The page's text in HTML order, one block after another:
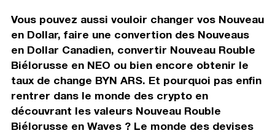
Vous pouvez aussi vouloir changer vos Nouveau
en Dollar, faire une convertion des Nouveaus
en Dollar Canadien, convertir Nouveau Rouble
Biélorusse en NEO ou bien encore obtenir le
taux de change BYN ARS. Et pourquoi pas enfin
rentrer dans le monde des crypto en
découvrant les valeurs Nouveau Rouble
Biélorusse en Waves ? Le monde des devises